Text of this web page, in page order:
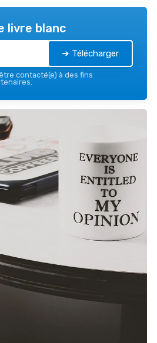
livre blanc
➔ Télécharger
contacté(e) à des fins